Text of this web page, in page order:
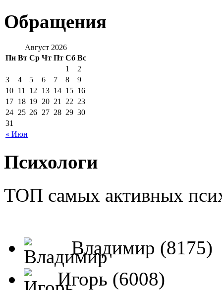
Обращения
Август 2026
Пн Вт Ср Чт Пт Сб Вс
« Июн
1
2
3
4 5 6 7 8
9
10 11 12 13 14 15 16
17 18 19 20 21 22 23
24 25 26 27 28 29 30
31
Психологи
ТОП самых активных
Владимир (8175)
Игорь (6008)